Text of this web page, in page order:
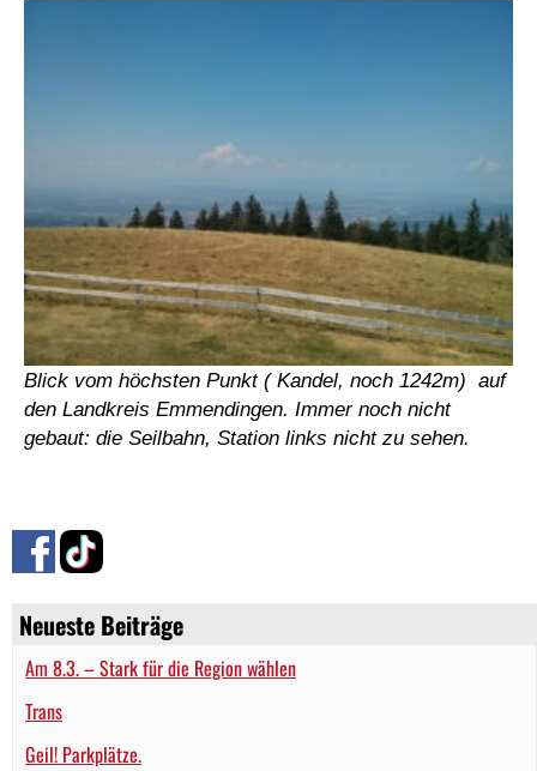
Neueste Beiträge
Am 8.3. – Stark für die Region wählen
Trans
Geil! Parkplätze.
Blick vom höchsten Punkt ( Kandel, noch 1242m) auf
den Landkreis Emmendingen. Immer noch nicht
gebaut: die Seilbahn, Station links nicht zu sehen.